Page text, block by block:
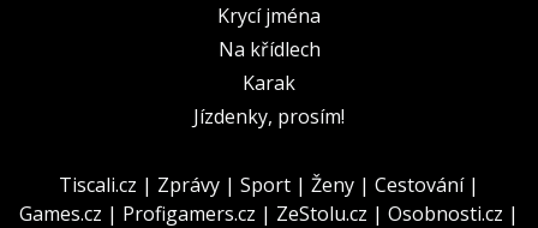
Krycí jména
Na křídlech
Karak
Jízdenky, prosím!
Tiscali.cz | Zprávy | Sport | Ženy | Cestování|
Games.cz | Profigamers.cz | ZeStolu.cz | Osobnosti.cz |